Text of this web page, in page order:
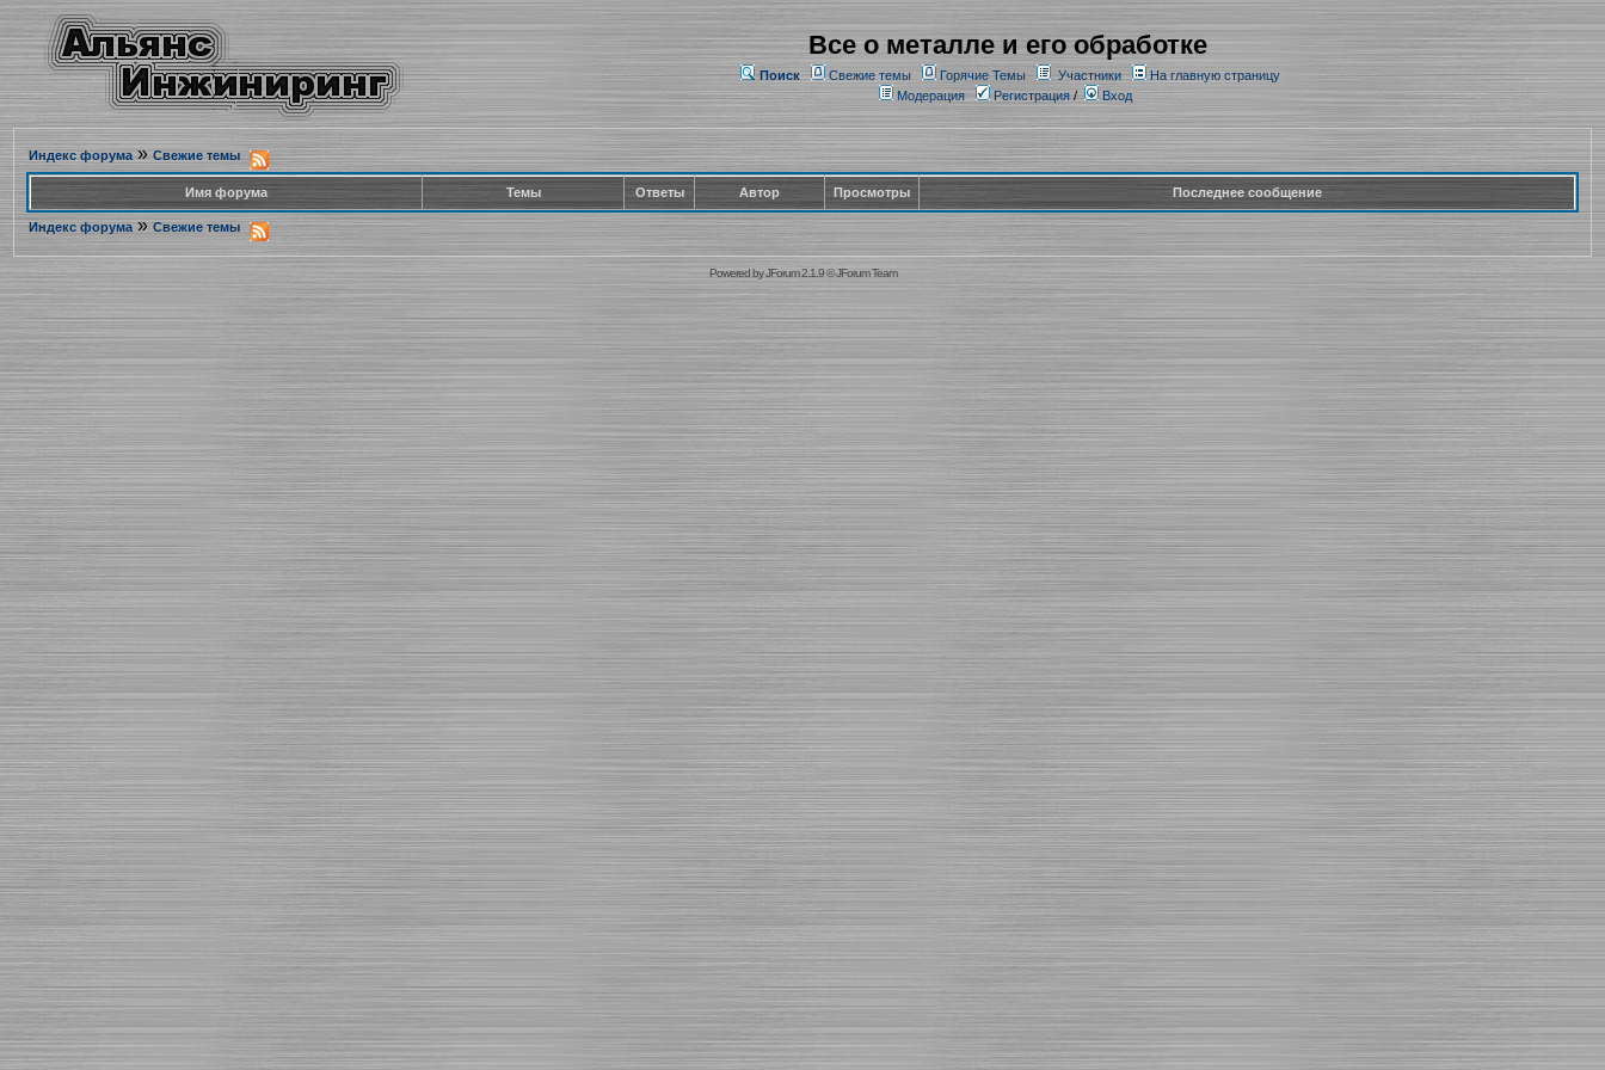
Все о металле и его обработке
Поиск Свежие темы Горячие Темы Участники
На главную страницу
Модерация
Регистрация/ Вход
Индекс форума» Свежие темы
Имя форума Темы Ответы Автор Просмотры Последнее сообщение
Индекс форума » Свежие темы
Powered byJForum 2.1.9©JForum Team